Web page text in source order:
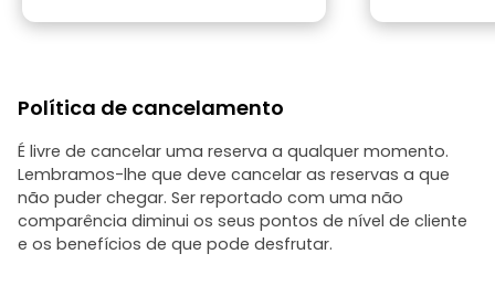
Política de cancelamento
É livre de cancelar uma reserva a qualquer momento.
Lembramos-lhe que deve cancelar as reservas a que
não puder chegar. Ser reportado com uma não
comparência diminui os seus pontos de nível de cliente
e os benefícios de que pode desfrutar.